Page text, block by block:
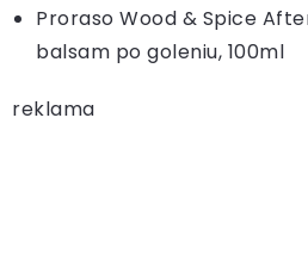
Proraso Wood & Spice
balsam po goleniu, 100ml
reklama